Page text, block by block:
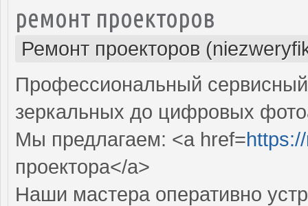
ремонт проекторов
Ремонт проекторов
Профессиональный
зеркальных до цифровых
Мы предлагаем: <a href=
проектора</a>
Наши мастера оперативно